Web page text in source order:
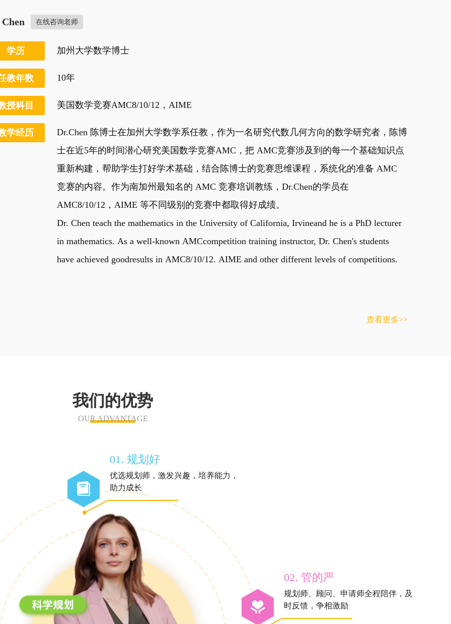
在线咨询老师
学历 加州大学数学博士
教年数 10年
授科目 美国数学竞赛AMC8/10/12，AIME
学经历
Dr.Chen 陈博士在加州大学数学系任教，作为一名研究代数几何方向的数学研究者，陈博
士在近5年的时间潜心研究美国数学竞赛AMC，把 AMC竞赛涉及到的每一个基础知识点
重新构建，帮助学生打好学术基础，结合陈博士的竞赛思维课程，系统化的准备 AMC
竞赛的内容。作为南加州最知名的 AMC 竞赛培训教练，Dr.Chen的学员在
AMC8/10/12，AIME 等不同级别的竞赛中都取得好成绩。
Dr. Chen teach the mathematics in the University of California, Irvineand he is a PhD lecturer
in mathematics. As a well-known AMCcompetition training instructor, Dr. Chen's students
have achieved goodresults in AMC8/10/12. AIME and other different levels of competitions.
查看更多
我们的优势
OUR ADVANTAGE
01. 规划好
优选规划师，激发兴趣，培养能力，
助力成长
02. 管的严
规划师、顾问、申请师全程陪伴，及
时反馈，争相激励